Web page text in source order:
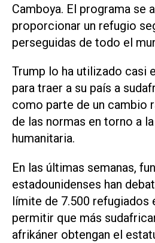
Camboya. El programa se
⁠proporcionar un refugio
perseguidas de ⁠todo el
Trump lo ha utilizado casi
para traer a su país a
como parte de un cambio
de las ⁠normas en torno a
humanitaria.
En las últimas semanas,
estadounidenses han
límite de 7.500 refugiados
permitir que más
afrikáner obtengan el